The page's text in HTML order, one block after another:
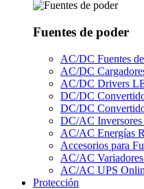
Fuentes de poder
AC/DC Fuentes
AC/DC
AC/DC Drivers
DC/DC
DC/DC
DC/AC Inversores
AC/AC Energías
Accesorios para
AC/AC
AC/AC UPS
Protección